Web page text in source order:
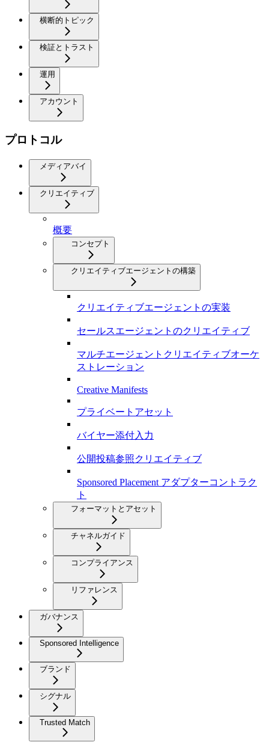
横断的トピック
検証とトラスト
運用
アカウント
プロトコル
メディアバイ
クリエイティブ
概要
コンセプト
クリエイティブエージェントの構築
クリエイティブエージェントの実装
セールスエージェントのクリエイティブ
マルチエージェントクリエイティブオーケ
ストレーション
Creative Manifests
プライベートアセット
バイヤー添付入力
公開投稿参照クリエイティブ
Sponsored Placement アダプターコントラク
ト
フォーマットとアセット
チャネルガイド
コンプライアンス
リファレンス
ガバナンス
Sponsored Intelligence
ブランド
シグナル
Trusted Match